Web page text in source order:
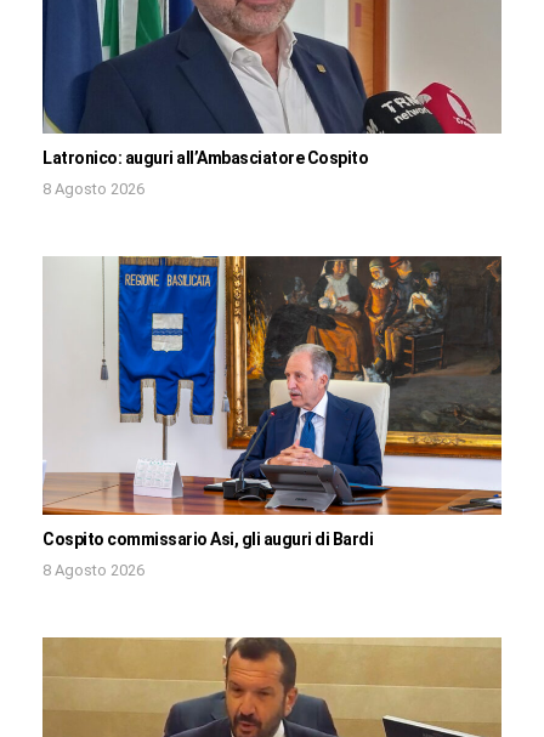
Latronico: auguri all’Ambasciatore Cospito
8 Agosto 2026
Cospito commissario Asi, gli auguri di Bardi
8 Agosto 2026